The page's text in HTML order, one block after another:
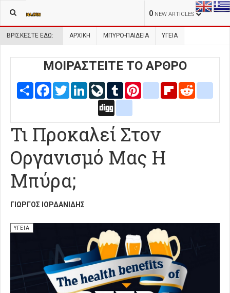
0 NEW ARTICLES
ΒΡΊΣΚΕΣΤΕ ΕΔΏ: ΑΡΧΙΚΉ ΜΠΥΡΟ-ΠΑΙΔΕΙΑ ΥΓΕΙΑ
ΜΟΙΡΑΣΤΕΙΤΕ ΤΟ ΑΡΘΡΟ
Share FacebookTwitterLinkedInLiveJournal
Tumblr Pinterestblogger_post
Flipboard
Τι Προκαλεί Στον
Οργανισμό Μας Η
Μπύρα;
ΓΙΏΡΓΟΣ ΙΟΡΔΑΝΊΔΗΣ
ΥΓΕΙΑ